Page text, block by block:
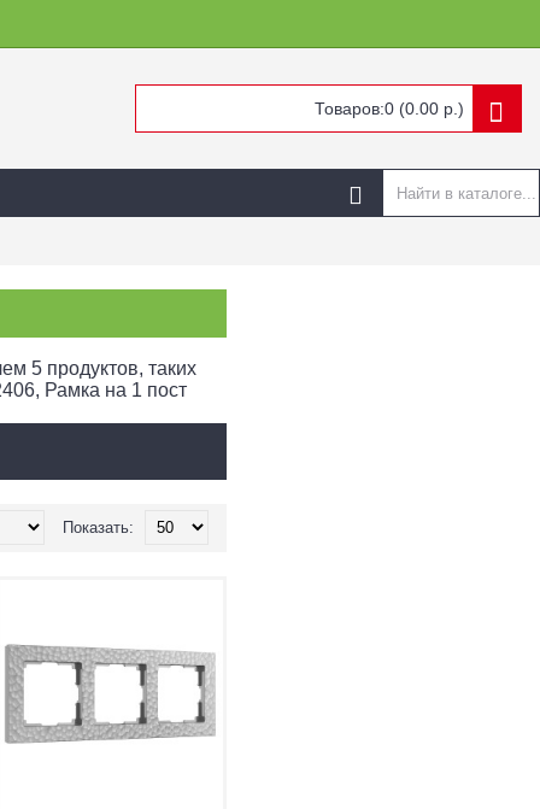
Товаров:0 (0.00 р.)
5 продуктов, таких
Рамка на 1 пост
Показать: